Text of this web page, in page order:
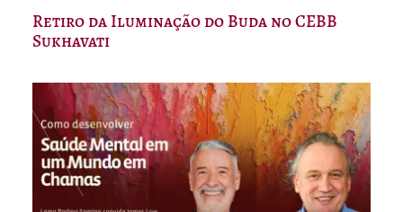
Retiro da Iluminação do Buda no CEBB
Sukhavati